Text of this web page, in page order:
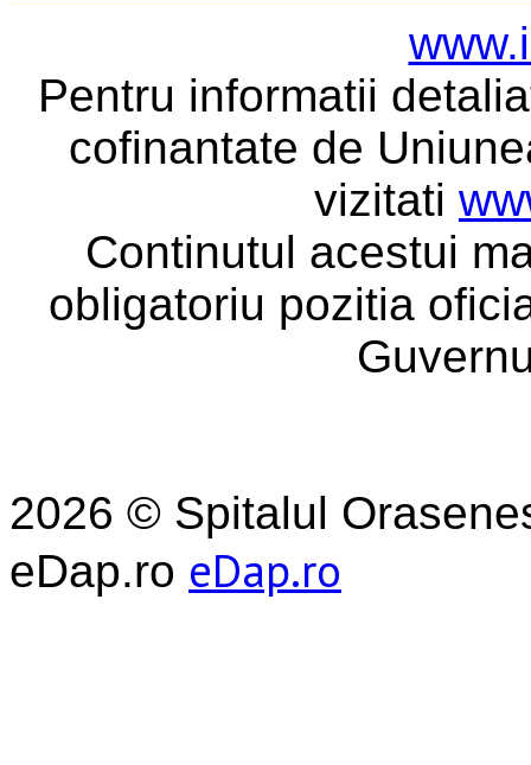
Pentru informatii
cofinantate de
vizitati
Continutul acestui
obligatoriu pozitia
2026 © Spitalul
eDap.ro eDap.ro